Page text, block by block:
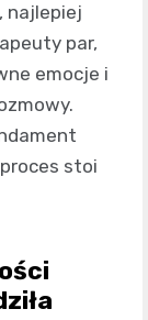
najlepiej
par,
emocje i
stoi